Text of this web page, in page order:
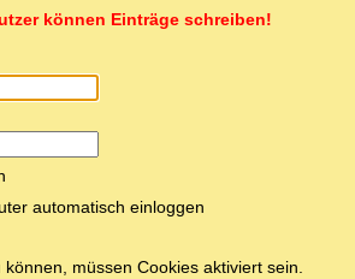
können Einträge schreiben!
automatisch einloggen
müssen Cookies aktiviert sein.